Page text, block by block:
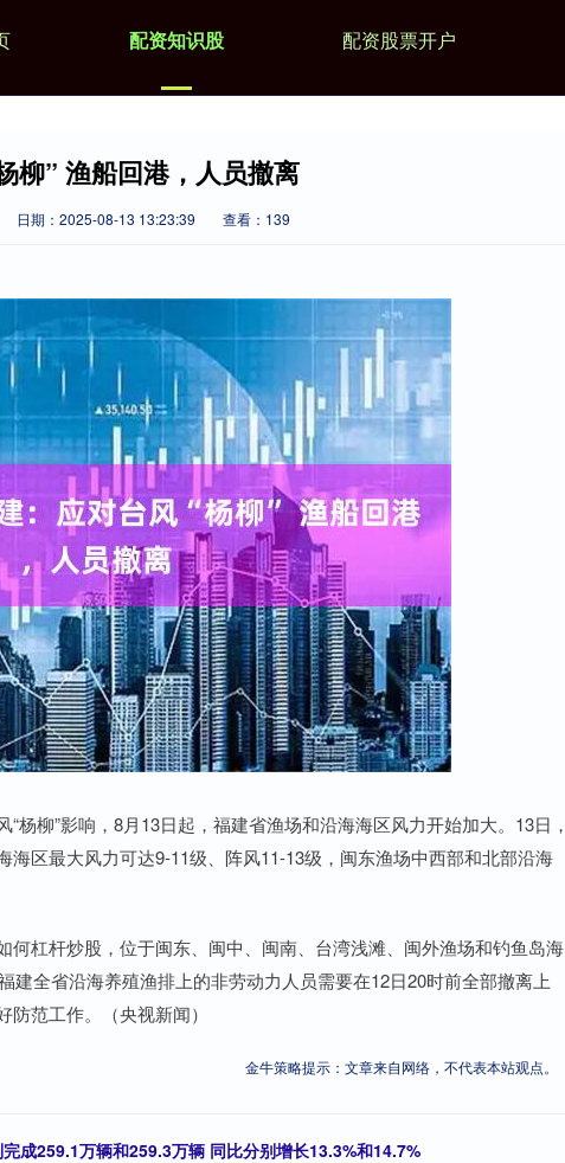
配资知识股 配资股票开户
柳” 渔船回港，人员撤离
日期：2025-08-13 13:23:39 查看：139
柳”影响，8月13日起，福建省渔场和沿海海区风力开始加大。13日，
区最大风力可达9-11级、阵风11-13级，闽东渔场中西部和北部沿海
杠杆炒股，位于闽东、闽中、闽南、台湾浅滩、闽外渔场和钓鱼岛海
建全省沿海养殖渔排上的非劳动力人员需要在12日20时前全部撤离上
范工作。（央视新闻）
金牛策略提示：文章来自网络，不代表本站观点。
成259.1万辆和259.3万辆 同比分别增长13.3%和14.7%